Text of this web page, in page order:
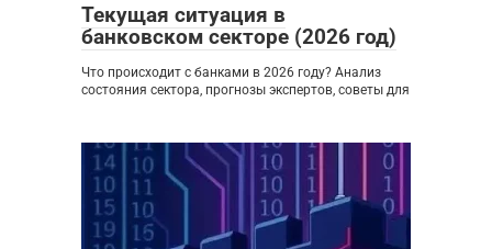
Текущая ситуация в
банковском секторе (2026 год)
Что происходит с банками в 2026 году? Анализ
состояния сектора, прогнозы экспертов, советы для